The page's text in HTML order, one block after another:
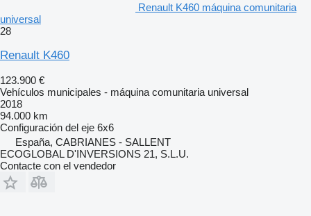
Renault K460 máquina comunitaria
universal
28
Renault K460
123.900 €
Vehículos municipales - máquina comunitaria universal
2018
94.000 km
Configuración del eje 6x6
España, CABRIANES - SALLENT
ECOGLOBAL D'INVERSIONS 21, S.L.U.
Contacte con el vendedor